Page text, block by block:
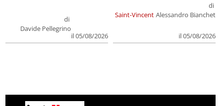
di
Davide Pellegrino
il 05/08/2026
Saint-Vincent
di
Alessandro Bianchet
il 05/08/2026